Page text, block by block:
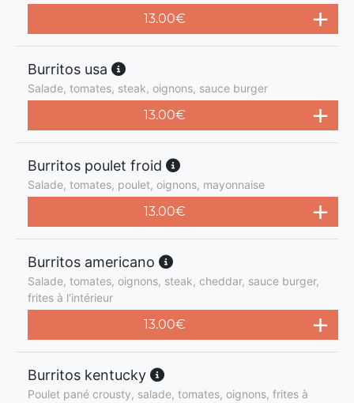
13.00€
Burritos usa
Salade, tomates, steak, oignons, sauce burger
13.00€
Burritos poulet froid
Salade, tomates, poulet, oignons, mayonnaise
13.00€
Burritos americano
Salade, tomates, oignons, steak, cheddar, sauce burger,
frites à l'intérieur
13.00€
Burritos kentucky
Poulet pané crousty, salade, tomates, oignons, frites à